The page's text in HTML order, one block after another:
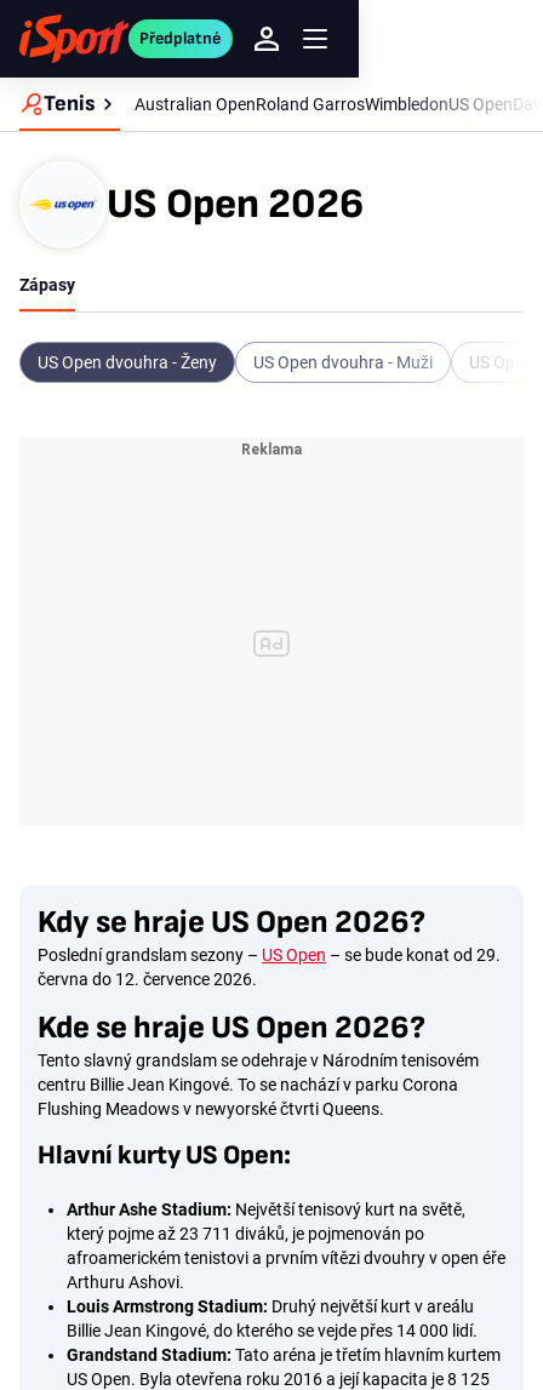
Předplatné
Tenis Australian OpenRoland GarrosWimbledonUS Open
US Open 2026
Zápasy
US Open dvouhra - Ženy US Open dvouhra - Muži US Open
Kdy se hraje US Open 2026?
Poslední grandslam sezony – US Open – se bude konat od 29.
června do 12. července 2026.
Kde se hraje US Open 2026?
Tento slavný grandslam se odehraje v Národním tenisovém
centru Billie Jean Kingové. To se nachází v parku Corona
Flushing Meadows v newyorské čtvrti Queens.
Hlavní kurty US Open:
Arthur Ashe Stadium: Největší tenisový kurt na světě,
který pojme až 23 711 diváků, je pojmenován po
afroamerickém tenistovi a prvním vítězi dvouhry v open éře
Arthuru Ashovi.
Louis Armstrong Stadium: Druhý největší kurt v areálu
Billie Jean Kingové, do kterého se vejde přes 14 000 lidí.
Grandstand Stadium: Tato aréna je třetím hlavním kurtem
US Open. Byla otevřena roku 2016 a její kapacita je 8 125